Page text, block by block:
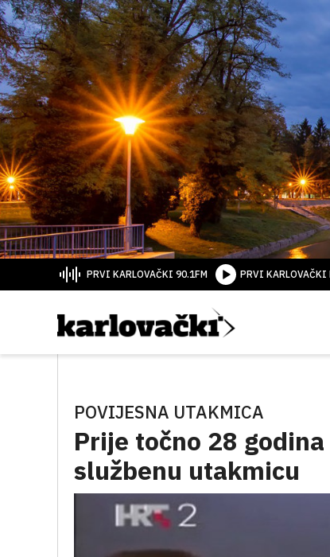
PRVI KARLOVAČKI 90.1FM PRVI KARLOVAČKI
POVIJESNA UTAKMICA
Prije točno 28
službenu utakmicu